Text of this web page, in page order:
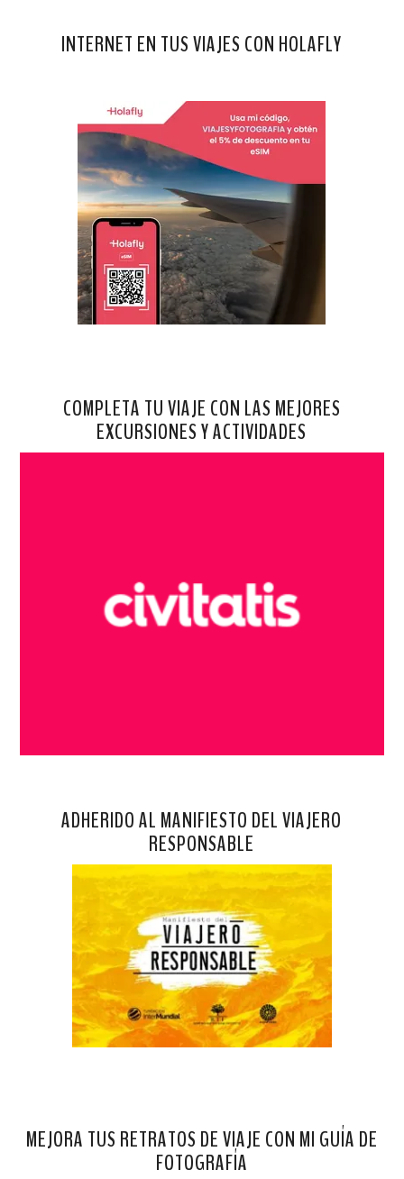
INTERNET EN TUS VIAJES CON HOLAFLY
COMPLETA TU VIAJE CON LAS MEJORES
EXCURSIONES Y ACTIVIDADES
ADHERIDO AL MANIFIESTO DEL VIAJERO
RESPONSABLE
MEJORA TUS RETRATOS DE VIAJE CON MI GUÍA DE
FOTOGRAFÍA